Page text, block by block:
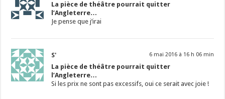
La pièce de théâtre pourrait quitter
l’Angleterre…
Je pense que j’irai
S' 6 mai 2016 à 16 h 06 min
La pièce de théâtre pourrait quitter
l’Angleterre…
Si les prix ne sont pas excessifs, oui ce serait avec joie !